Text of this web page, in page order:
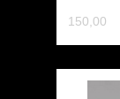
150,00